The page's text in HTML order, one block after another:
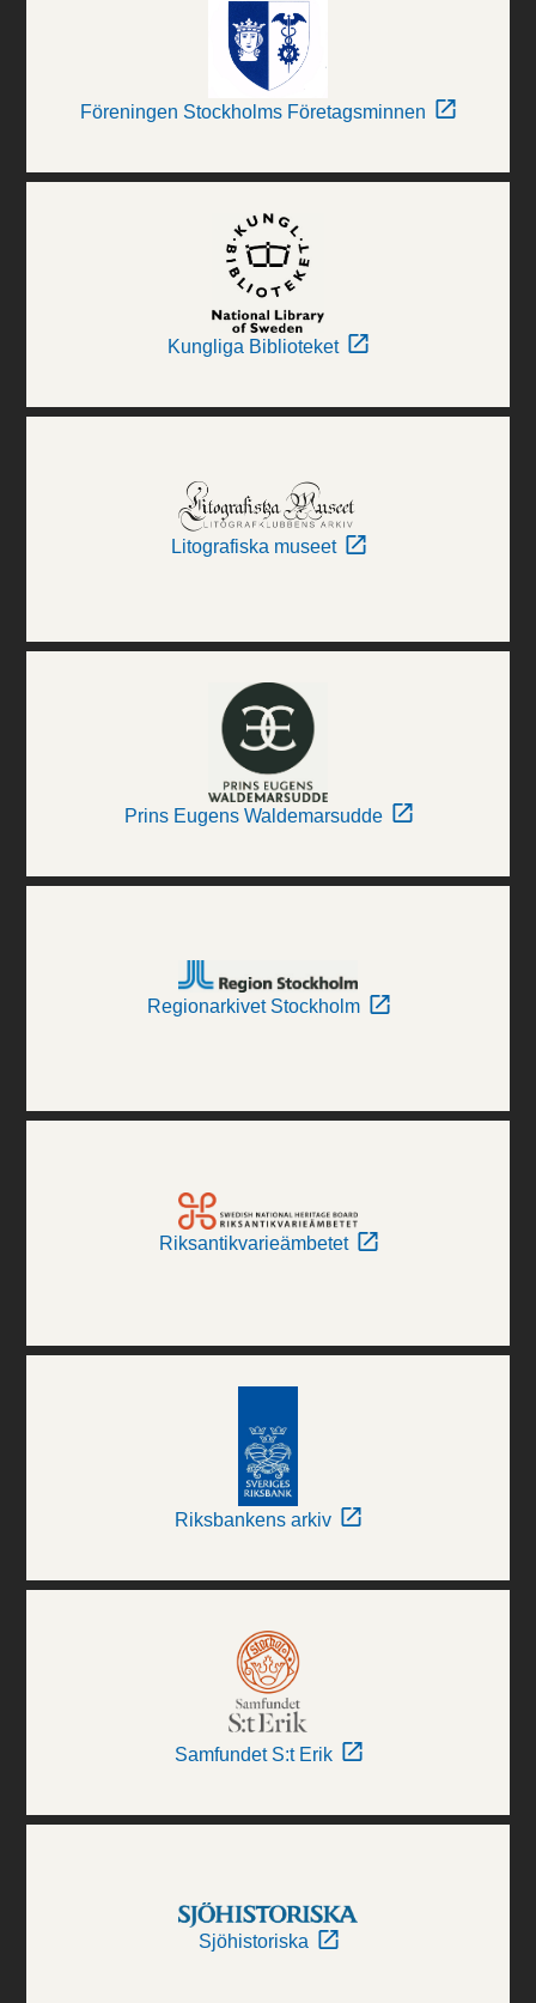
Föreningen Stockholms Företagsminnen
Kungliga Biblioteket
Litografiska museet
Prins Eugens Waldemarsudde
Regionarkivet Stockholm
Riksantikvarieämbetet
Riksbankens arkiv
Samfundet S:t Erik
Sjöhistoriska